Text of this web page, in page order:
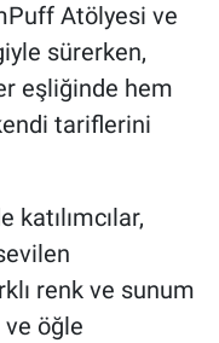
Atölyesi ve
sürerken,
eşliğinde hem
tariflerini
renk ve sunum
ve öğle